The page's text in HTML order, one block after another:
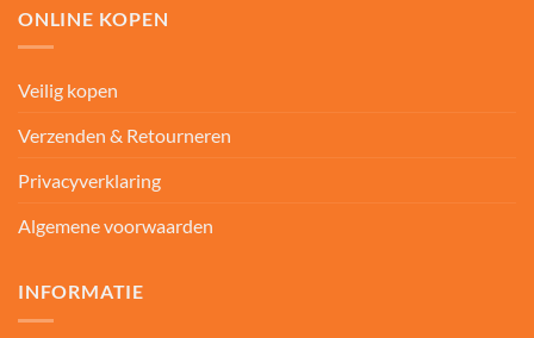
ONLINE KOPEN
Veilig kopen
Verzenden & Retourneren
Privacyverklaring
Algemene voorwaarden
INFORMATIE